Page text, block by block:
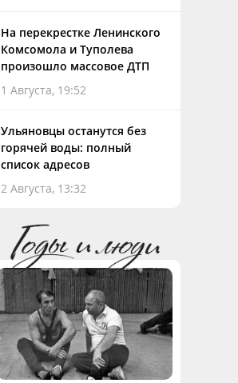
На перекрестке Ленинского
Комсомола и Туполева
произошло массовое ДТП
1 Августа, 19:52
Ульяновцы останутся без
горячей воды: полный
список адресов
2 Августа, 13:32